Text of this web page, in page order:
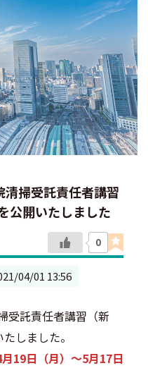
掃受託責任者講習
公開いたしました
0
04/01 13:56
受託責任者講習（新
しました。
19日（月）～5月17日